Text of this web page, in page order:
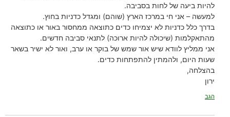
להיות ביעה של לחות בסביבה.
למעשה – אני חי במרכז הארץ (שוהם) ומגדל כדניות בחוץ.
בדרך כלל כדניות לא יצמיחו כדים כתוצאה ממחסור באור או כתוצאה
מהתאקלמות (שיכולה להיות ארוכה) לתנאי סביבה חדשים.
אני ממליץ לוודא שיש אור שמש של בוקר או ערב, ואור לא ישיר בשאר
שעות היום, ולהמתין להתפתחות כדים.
בהצלחה,
ירון
הגב